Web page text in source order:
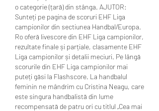
o categorie (țară) din stânga. AJUTOR:
Sunteți pe pagina de scoruri EHF Liga
campionilor din sectiunea Handbal/Europa.
Ro oferă livescore din EHF Liga campionilor,
rezultate finale și parțiale, clasamente EHF
Liga campionilor și detalii meciuri. Pe lângă
scorurile din EHF Liga campionilor mai
puteți găsi la Flashscore. La handbalul
feminin ne mândrim cu Cristina Neagu, care
este singura handbalistă din lume
recompensată de patru ori cu titlul „Cea mai